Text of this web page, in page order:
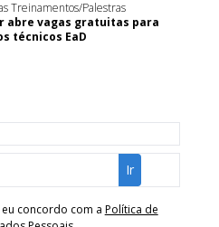
Treinamentos/Palestras
abre vagas gratuitas para
técnicos EaD
concordo com a Política de